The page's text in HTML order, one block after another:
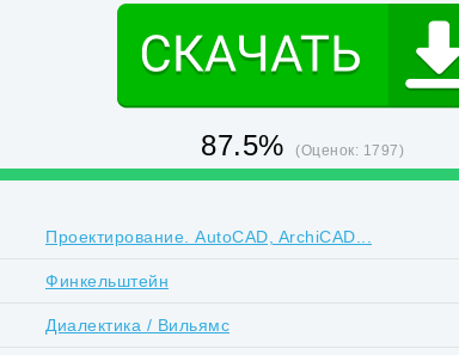
87.5% (Оценок: 1797)
Проектирование. AutoCAD, ArchiCAD...
Финкельштейн
Диалектика / Вильямс